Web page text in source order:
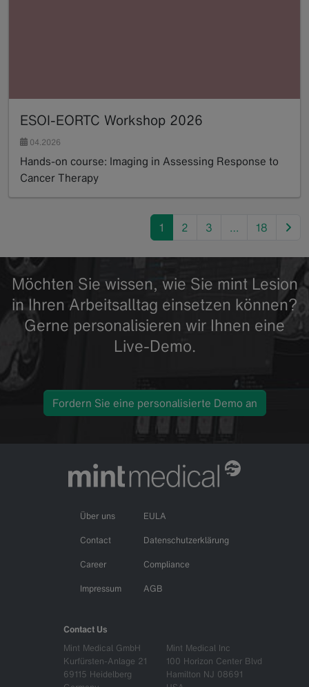
ESOI-EORTC Workshop 2026
04.2026
Hands-on course: Imaging in Assessing Response to
Cancer Therapy
1 2 3 … 18
Möchten Sie wissen, wie Sie mint Lesion
in Ihren Arbeitsalltag einsetzen können?
Gerne personalisieren wir Ihnen eine
Live-Demo.
Fordern Sie eine personalisierte Demo an
Über uns
Contact
Career
Impressum
EULA
Datenschutzerklärung
Compliance
AGB
Contact Us
Mint Medical GmbH
Kurfürsten-Anlage 21
69115 Heidelberg
Mint Medical Inc
100 Horizon Center Blvd
Hamilton NJ 08691